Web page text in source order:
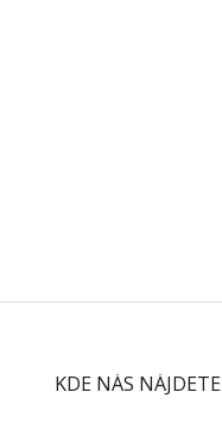
KDE NÁS NÁJDETE